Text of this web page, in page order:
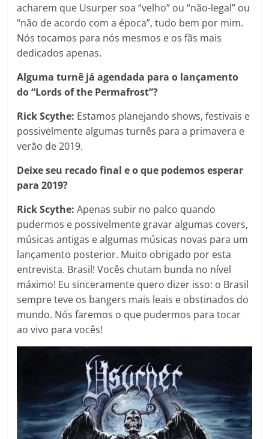
acharem que Usurper soa “velho” ou “não-legal” ou
“não de acordo com a época”, tudo bem por mim.
Nós tocamos para nós mesmos e os fãs mais
dedicados apenas.
Alguma turnê já agendada para o lançamento
do “Lords of the Permafrost”?
Rick Scythe: Estamos planejando shows, festivais e
possivelmente algumas turnês para a primavera e
verão de 2019.
Deixe seu recado final e o que podemos esperar
para 2019?
Rick Scythe: Apenas subir no palco quando
pudermos e possivelmente gravar algumas covers,
músicas antigas e algumas músicas novas para um
lançamento posterior. Muito obrigado por esta
entrevista. Brasil! Vocês chutam bunda no nível
máximo! Eu sinceramente quero dizer isso: o Brasil
sempre teve os bangers mais leais e obstinados do
mundo. Nós faremos o que pudermos para tocar
ao vivo para vocês!